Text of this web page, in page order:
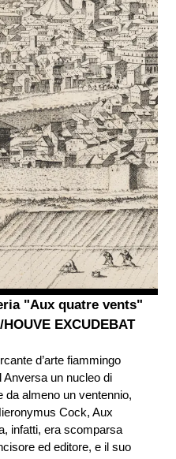
"Aux quatre vents"
EXCUDEBAT
d’arte fiammingo
un nucleo di
almeno un ventennio,
Cock, Aux
infatti, era scomparsa
ed editore, e il suo